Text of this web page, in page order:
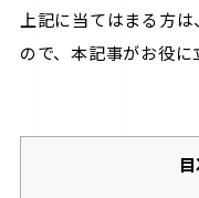
上記に当てはまる方
ので、本記事がお役に